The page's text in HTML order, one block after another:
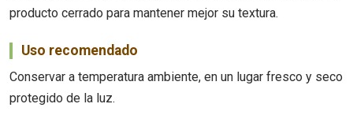
producto cerrado para mantener mejor su textura.
Uso recomendado
Conservar a temperatura ambiente, en un lugar fresco y seco
protegido de la luz.